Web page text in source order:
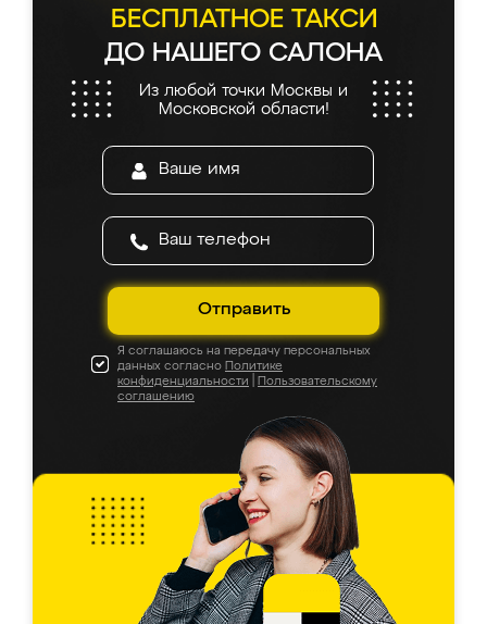
БЕСПЛАТНОЕ ТАКСИ
ДО НАШЕГО САЛОНА
Из любой точки Москвы и
Московской области!
Отправить
Я соглашаюсь на передачу персональных
данных согласно Политике
конфиденциальности
Пользовательскому
соглашению